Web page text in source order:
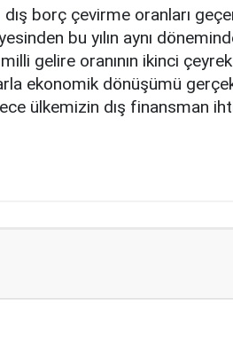
borç çevirme oranları
bu yılın aynı
gelire oranının ikinci
ekonomik dönüşümü
ülkemizin dış finansman